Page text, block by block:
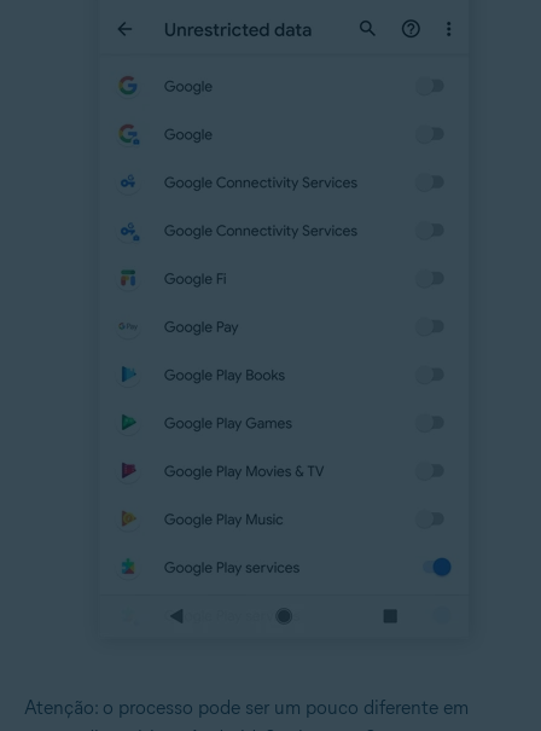
Atenção: o processo pode ser um pouco diferente em